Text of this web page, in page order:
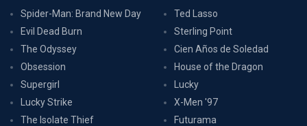
Spider-Man: Brand New Day
Evil Dead Burn
The Odyssey
Obsession
Supergirl
Lucky Strike
The Isolate Thief
Ted Lasso
Sterling Point
Cien Años de Soledad
House of the Dragon
Lucky
X-Men '97
Futurama